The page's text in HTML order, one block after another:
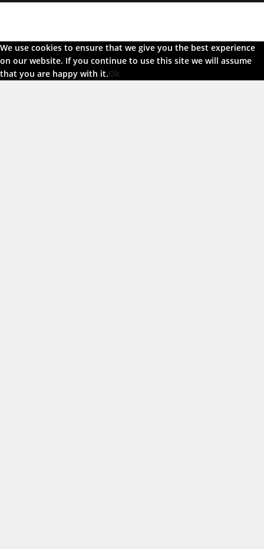
We use cookies to ensure that we give you the best experience
on our website. If you continue to use this site we will assume
that you are happy with it.Ok